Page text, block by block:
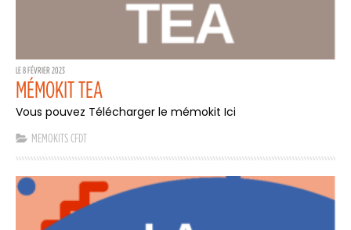
LE 8 FÉVRIER 2023
MÉMOKIT TEA
Vous pouvez Télécharger le mémokit Ici
MEMOKITS CFDT